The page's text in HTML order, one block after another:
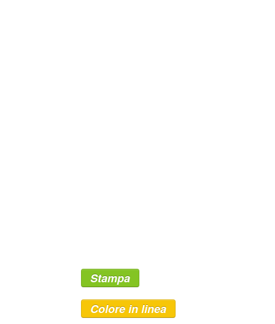
Stampa
Colore in linea